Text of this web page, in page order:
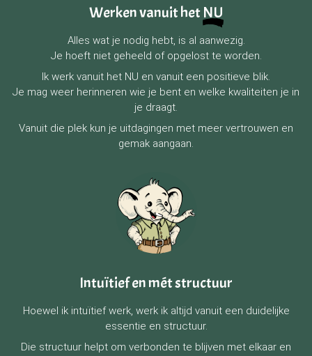
Werken vanuit hetNU
Alles wat je nodig hebt, is al aanwezig.
Je hoeft niet geheeld of opgelost te worden.
Ik werk vanuit het NU en vanuit een positieve blik.
Je mag weer herinneren wie je bent en welke kwaliteiten je in
je draagt.
Vanuit die plek kun je uitdagingen met meer vertrouwen en
gemak aangaan.
Intuïtief en mét structuur
Hoewel ik intuïtief werk, werk ik altijd vanuit een duidelijke
essentie en structuur.
Die structuur helpt om verbonden te blijven met elkaar en